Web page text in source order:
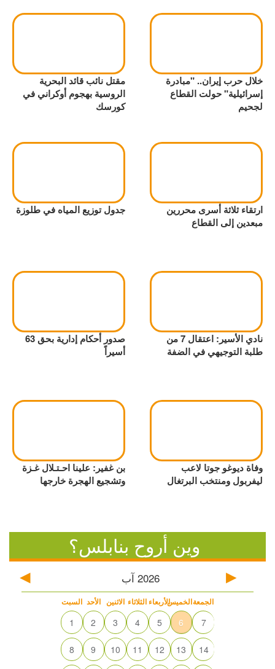
خلال حرب إيران.. "مبادرة
إسرائيلية" حولت القطاع
لجحيم
مقتل نائب قائد البحرية
الروسية بهجوم أوكراني في
كورسك
ارتقاء ثلاثة أسرى محررين
مبعدين إلى القطاع
جدول توزيع المياه في طلوزة
نادي الأسير: اعتقال 7 من
طلبة التوجيهي في الضفة
صدور أحكام إدارية بحق 63
أسيراً
وفاة ديوغو جوتا لاعب
ليفربول ومنتخب البرتغال
بن غفير: علينا احـتـلال غـزة
وتشجيع الهجرة خارجها
وين أروح بنابلس؟
2026 آب
السبت الأحد الاثنين الثلاثاء الأربعاءالخميسالجمعة
1 2 3 4 5 6 7
8 9 10 11 12 13 14